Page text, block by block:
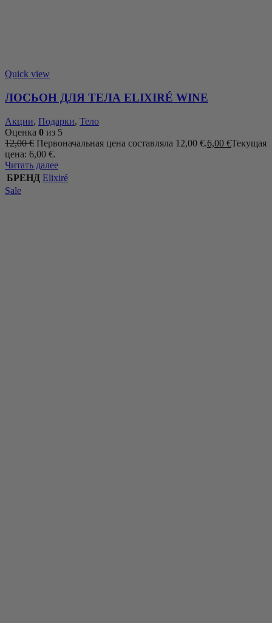
Quick view
ЛОСЬОН ДЛЯ ТЕЛА ELIXIRÉ WINE
Акции, Подарки, Тело
Оценка 0 из 5
12,00€ Первоначальная цена составляла 12,00 €.6,00 €Текущая
цена: 6,00 €.
Читать далее
БРЕНД Elixiré
Sale